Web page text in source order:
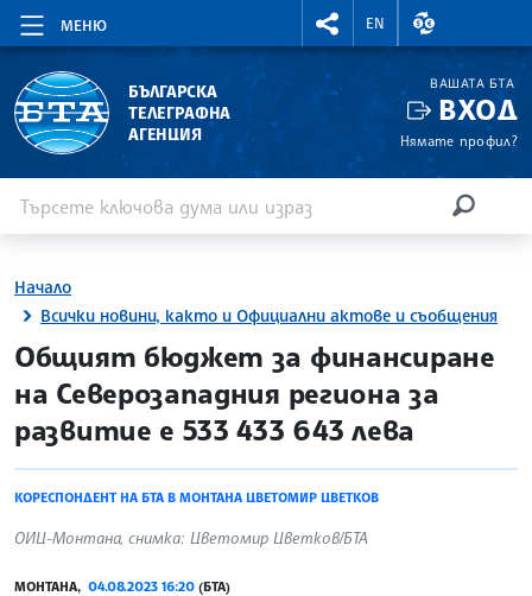
МЕНЮ
RIGHTMENU.SOCIAL
EN
ВАЛУТНИ
БЪЛГАРСКА
ТЕЛЕГРАФНА
АГЕНЦИЯ
ВАШАТА БТА
ВХОД
Нямате профил?
Начало
Всички новини, както и Официални актове и съобщения
site.bta
Общият бюджет за финансиране
на Северозападния региона за
развитие е 533 433 643 лева
КОРЕСПОНДЕНТ НА БТА В МОНТАНА ЦВЕТОМИР ЦВЕТКОВ
ОИЦ-Монтана, снимка: Цветомир Цветков/БТА
МОНТАНА, 04.08.2023 16:20 (БТА)